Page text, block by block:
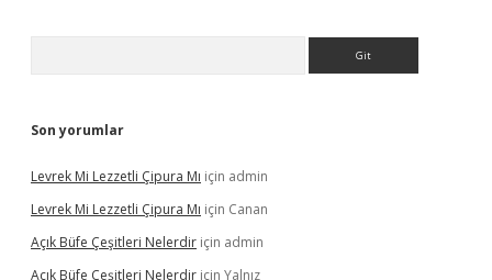
Son yorumlar
Levrek Mi Lezzetli Çipura Mı için admin
Levrek Mi Lezzetli Çipura Mı için Canan
Açık Büfe Çeşitleri Nelerdir için admin
Açık Büfe Çeşitleri Nelerdir için Yalnız